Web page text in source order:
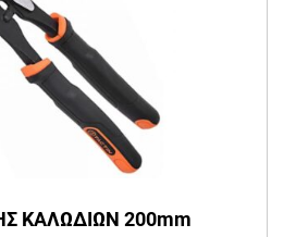
ΚΑΛΩΔΙΩΝ 200mm